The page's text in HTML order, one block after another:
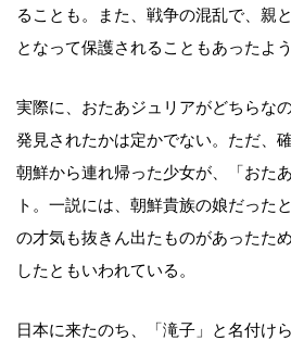
ることも。また、戦争の混乱で、親
となって保護されることもあったよう
実際に、おたあジュリアがどちらな
発見されたかは定かでない。ただ、
朝鮮から連れ帰った少女が、「おた
ト。一説には、朝鮮貴族の娘だった
の才気も抜きん出たものがあったた
したともいわれている。
日本に来たのち、「滝子」と名付け